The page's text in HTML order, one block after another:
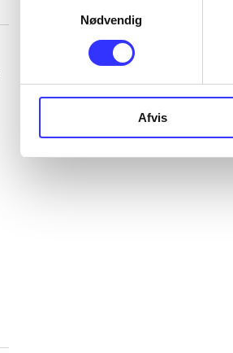
Nødvendig
Afvis
...